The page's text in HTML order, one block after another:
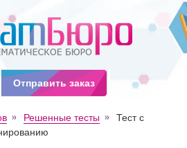
Решенные тесты
Тест с
Отправить заказ